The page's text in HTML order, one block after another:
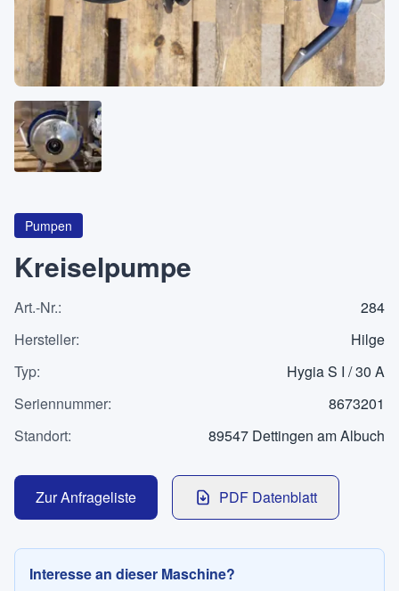
Über
KATEGORIEN
Maschinen
Pumpen
Behälter
Anfrageliste
Deutsch English
Pumpen
Kreiselpumpe
Art.-Nr.:
284
Hersteller:
Hilge
Typ:
Hygia S I / 30 A
Seriennummer:
8673201
Standort: 89547 Dettingen am Albuch
Zur Anfrageliste PDF Datenblatt
Interesse an dieser Maschine?